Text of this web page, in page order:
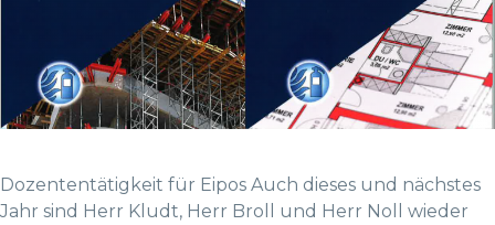
Dozententätigkeit für Eipos Auch dieses und nächstes
Jahr sind Herr Kludt, Herr Broll und Herr Noll wieder